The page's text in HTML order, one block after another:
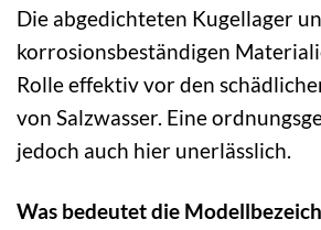
Die abgedichteten Kugellager
korrosionsbeständigen
Rolle effektiv vor den
von Salzwasser. Eine
jedoch auch hier unerlässlich.
Was bedeutet die